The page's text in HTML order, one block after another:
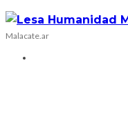
Malacate.ar